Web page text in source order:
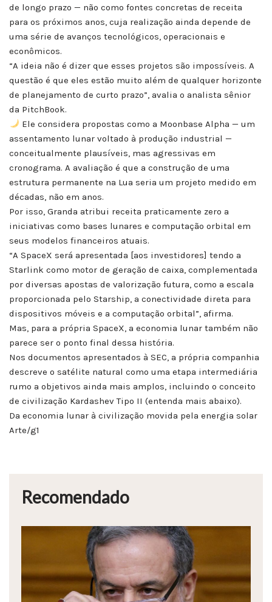
de longo prazo — não como fontes concretas de receita
para os próximos anos, cuja realização ainda depende de
uma série de avanços tecnológicos, operacionais e
econômicos.
“A ideia não é dizer que esses projetos são impossíveis. A
questão é que eles estão muito além de qualquer horizonte
de planejamento de curto prazo”, avalia o analista sênior
da PitchBook.
Ele considera propostas como a Moonbase Alpha — um
assentamento lunar voltado à produção industrial —
conceitualmente plausíveis, mas agressivas em
cronograma. A avaliação é que a construção de uma
estrutura permanente na Lua seria um projeto medido em
décadas, não em anos.
Por isso, Granda atribui receita praticamente zero a
iniciativas como bases lunares e computação orbital em
seus modelos financeiros atuais.
“A SpaceX será apresentada [aos investidores] tendo a
Starlink como motor de geração de caixa, complementada
por diversas apostas de valorização futura, como a escala
proporcionada pelo Starship, a conectividade direta para
dispositivos móveis e a computação orbital”, afirma.
Mas, para a própria SpaceX, a economia lunar também não
parece ser o ponto final dessa história.
Nos documentos apresentados à SEC, a própria companhia
descreve o satélite natural como uma etapa intermediária
rumo a objetivos ainda mais amplos, incluindo o conceito
de civilização Kardashev Tipo II (entenda mais abaixo).
Da economia lunar à civilização movida pela energia solar
Arte/g1
Recomendado